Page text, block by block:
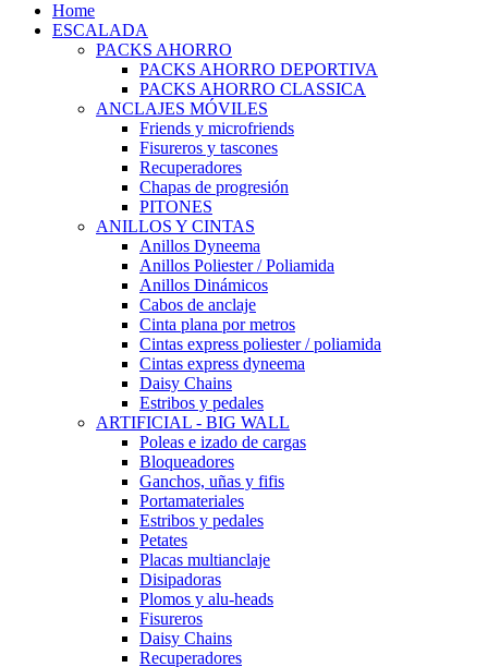
Home
ESCALADA
PACKS AHORRO
PACKS AHORRO DEPORTIVA
PACKS AHORRO CLASSICA
ANCLAJES MÓVILES
Friends y microfriends
Fisureros y tascones
Recuperadores
Chapas de progresión
PITONES
ANILLOS Y CINTAS
Anillos Dyneema
Anillos Poliester / Poliamida
Anillos Dinámicos
Cabos de anclaje
Cinta plana por metros
Cintas express poliester / poliamida
Cintas express dyneema
Daisy Chains
Estribos y pedales
ARTIFICIAL - BIG WALL
Poleas e izado de cargas
Bloqueadores
Ganchos, uñas y fifis
Portamateriales
Estribos y pedales
Petates
Placas multianclaje
Disipadoras
Plomos y alu-heads
Fisureros
Daisy Chains
Recuperadores